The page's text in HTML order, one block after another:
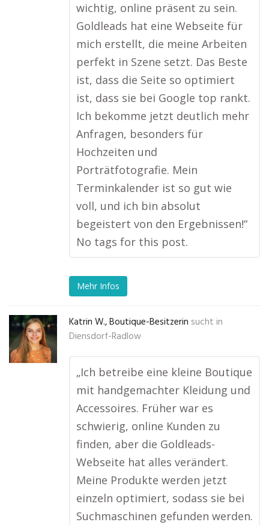
wichtig, online präsent zu sein.
Goldleads hat eine Webseite für
mich erstellt, die meine Arbeiten
perfekt in Szene setzt. Das Beste
ist, dass die Seite so optimiert
ist, dass sie bei Google top rankt.
Ich bekomme jetzt deutlich mehr
Anfragen, besonders für
Hochzeiten und
Porträtfotografie. Mein
Terminkalender ist so gut wie
voll, und ich bin absolut
begeistert von den Ergebnissen!“
No tags for this post.
Mehr Infos
Katrin W., Boutique-Besitzerin sucht in
Diensdorf-Radlow
„Ich betreibe eine kleine Boutique
mit handgemachter Kleidung und
Accessoires. Früher war es
schwierig, online Kunden zu
finden, aber die Goldleads-
Webseite hat alles verändert.
Meine Produkte werden jetzt
einzeln optimiert, sodass sie bei
Suchmaschinen gefunden werden.